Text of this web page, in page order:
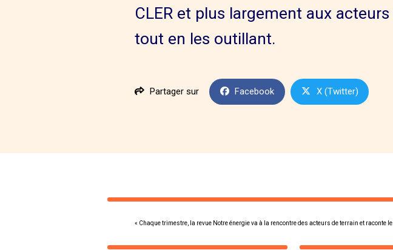
CLER et plus largement aux
tout en les outillant.
Partager sur Facebook X (Twitter)
« Chaque trimestre, la revue Notre énergie va à la rencontre des acteurs de terrain et raconte